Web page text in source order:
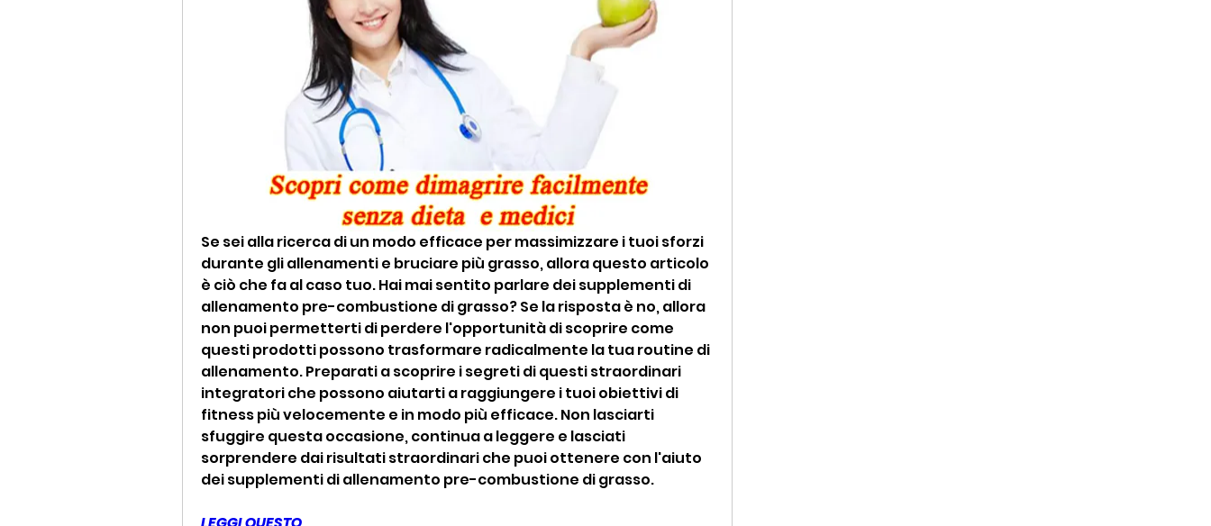
Se sei alla ricerca di un modo efficace per massimizzare i tuoi sforzi
durante gli allenamenti e bruciare più grasso, allora questo articolo
è ciò che fa al caso tuo. Hai mai sentito parlare dei supplementi di
allenamento pre-combustione di grasso? Se la risposta è no, allora
non puoi permetterti di perdere l'opportunità di scoprire come
questi prodotti possono trasformare radicalmente la tua routine di
allenamento. Preparati a scoprire i segreti di questi straordinari
integratori che possono aiutarti a raggiungere i tuoi obiettivi di
fitness più velocemente e in modo più efficace. Non lasciarti
sfuggire questa occasione, continua a leggere e lasciati
sorprendere dai risultati straordinari che puoi ottenere con l'aiuto
dei supplementi di allenamento pre-combustione di grasso.